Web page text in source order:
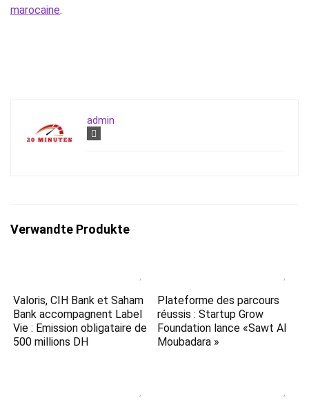
marocaine.
admin
Verwandte Produkte
Valoris, CIH Bank et Saham
Bank accompagnent Label
Vie : Emission obligataire de
500 millions DH
Plateforme des parcours
réussis : Startup Grow
Foundation lance «Sawt Al
Moubadara »